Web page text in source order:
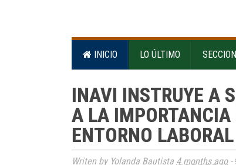
INICIO LO ÚLTIMO
INAVI INSTRUYE A
A LA IMPORTANCIA
ENTORNO LABORAL
Writen by Yolanda Bautista 4 months ago-